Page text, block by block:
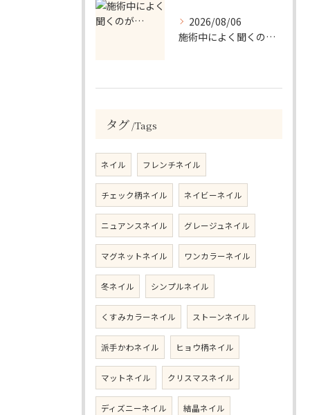
2026/08/06
施術中によく聞くのが…
タグ Tags
ネイル フレンチネイル
チェック柄ネイル ネイビーネイル
ニュアンスネイル グレージュネイル
マグネットネイル ワンカラーネイル
冬ネイル シンプルネイル
くすみカラーネイル ストーンネイル
派手かわネイル ヒョウ柄ネイル
マットネイル クリスマスネイル
ディズニーネイル 結晶ネイル